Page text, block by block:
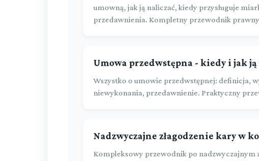
umowną, jak ją naliczać, kiedy przysługuje
przedawnienia. Kompletny przewodnik
Umowa przedwstępna - kiedy i jak ją
Wszystko o umowie przedwstępnej: definicja,
niewykonania, przedawnienie. Praktyczny
Nadzwyczajne złagodzenie kary w
Kompleksowy przewodnik po nadzwyczajnym